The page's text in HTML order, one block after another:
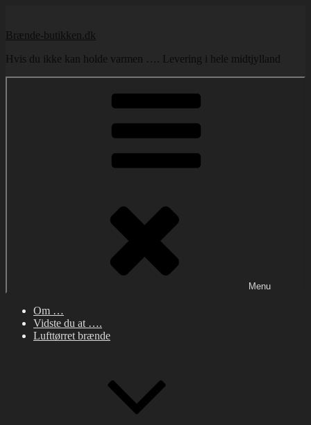
indhold
Brænde-butikken.dk
Hvis du ikke kan holde varmen …. Levering i hele midtjylland
Menu
Om …
Vidste du at ….
Lufttørret brænde